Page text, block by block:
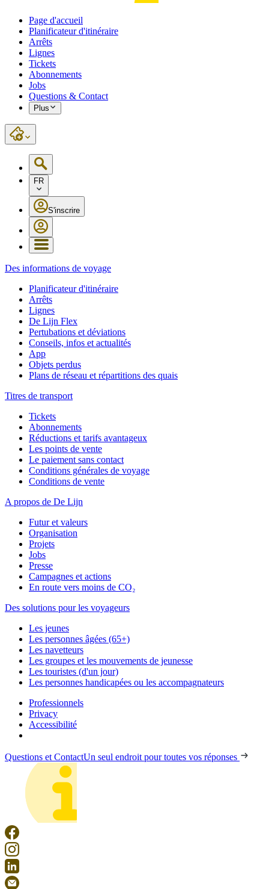
Page d'accueil
Planificateur d'itinéraire
Arrêts
Lignes
Tickets
Abonnements
Jobs
Questions & Contact
Plus
FR
S'inscrire
Des informations de voyage
Planificateur d'itinéraire
Arrêts
Lignes
De Lijn Flex
Pertubations et déviations
Conseils, infos et actualités
App
Objets perdus
Plans de réseau et répartitions des quais
Titres de transport
Tickets
Abonnements
Réductions et tarifs avantageux
Les points de vente
Le paiement sans contact
Conditions générales de voyage
Conditions de vente
A propos de De Lijn
Futur et valeurs
Organisation
Projets
Jobs
Presse
Campagnes et actions
En route vers moins de CO₂
Des solutions pour les voyageurs
Les jeunes
Les personnes âgées (65+)
Les navetteurs
Les groupes et les mouvements de jeunesse
Les touristes (d'un jour)
Les personnes handicapées ou les accompagnateurs
Professionnels
Privacy
Accessibilité
Questions et ContactUn seul endroit pour toutes vos réponses